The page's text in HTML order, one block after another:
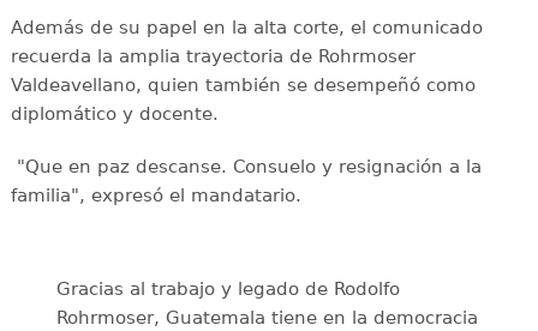
Además de su papel en la alta corte, el comunicado
recuerda la amplia trayectoria de Rohrmoser
Valdeavellano, quien también se desempeñó como
diplomático y docente.
"Que en paz descanse. Consuelo y resignación a la
familia", expresó el mandatario.
Gracias al trabajo y legado de Rodolfo
Rohrmoser, Guatemala tiene en la democracia